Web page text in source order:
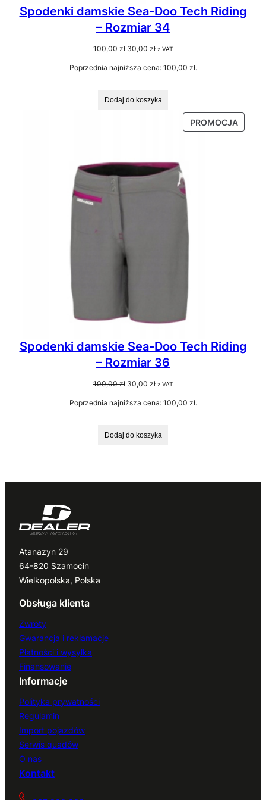
Spodenki damskie Sea-Doo Tech Riding
– Rozmiar 34
100,00zł Pierwotna
wynosiła:
30,00 złAktualna
wynosi:
z VAT
Poprzednia najniższa cena: 100,00 zł.
Dodaj do koszyka
PROMOCJA
Spodenki damskie Sea-Doo Tech Riding
– Rozmiar 36
100,00zł Pierwotna
wynosiła:
30,00 złAktualna
wynosi:
z VAT
Poprzednia najniższa cena: 100,00 zł.
Dodaj do koszyka
Atanazyn 29
64-820 Szamocin
Wielkopolska, Polska
Obsługa klienta
Zwroty
Gwarancja i reklamacje
Płatności i wysyłka
Finansowanie
Informacje
Polityka prywatności
Regulamin
Import pojazdów
Serwis quadów
O nas
Kontakt